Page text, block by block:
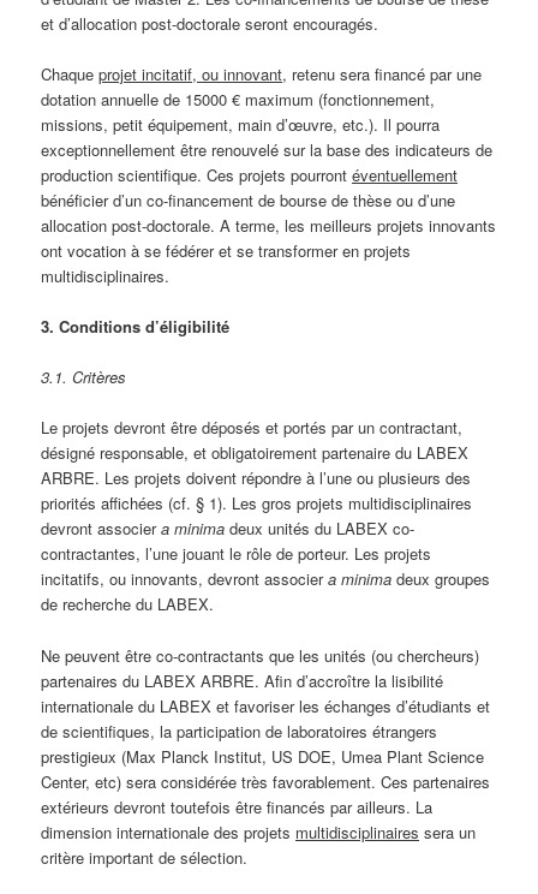
et d’allocation post-doctorale seront encouragés.
Chaqueprojet incitatif, ou innovant, retenu sera financé par une
dotation annuelle de 15000 € maximum (fonctionnement,
missions, petit équipement, main d’œuvre, etc.). Il pourra
exceptionnellement être renouvelé sur la base des indicateurs de
production scientifique. Ces projets pourrontéventuellement
bénéficier d’un co-financement de bourse de thèse ou d’une
allocation post-doctorale. A terme, les meilleurs projets innovants
ont vocation à se fédérer et se transformer en projets
multidisciplinaires.
3. Conditions d’éligibilité
3.1. Critères
Le projets devront être déposés et portés par un contractant,
désigné responsable, et obligatoirement partenaire du LABEX
ARBRE. Les projets doivent répondre à l’une ou plusieurs des
priorités affichées (cf. § 1). Les gros projets multidisciplinaires
devront associera minima deux unités du LABEX co-
contractantes, l’une jouant le rôle de porteur. Les projets
incitatifs, ou innovants, devront associera minima deux groupes
de recherche du LABEX.
Ne peuvent être co-contractants que les unités (ou chercheurs)
partenaires du LABEX ARBRE. Afin d’accroître la lisibilité
internationale du LABEX et favoriser les échanges d’étudiants et
de scientifiques, la participation de laboratoires étrangers
prestigieux (Max Planck Institut, US DOE, Umea Plant Science
Center, etc) sera considérée très favorablement. Ces partenaires
extérieurs devront toutefois être financés par ailleurs. La
dimension internationale des projets multidisciplinaires sera un
critère important de sélection.